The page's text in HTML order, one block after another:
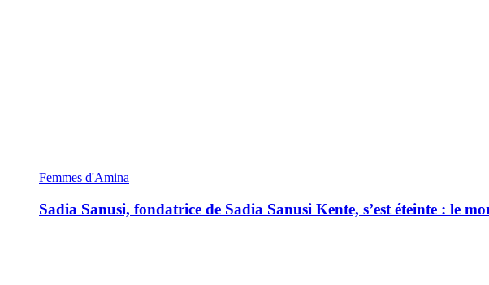
Femmes d'Amina
Sadia Sanusi, fondatrice de Sadia Sanusi Kente, s’est éteinte : le